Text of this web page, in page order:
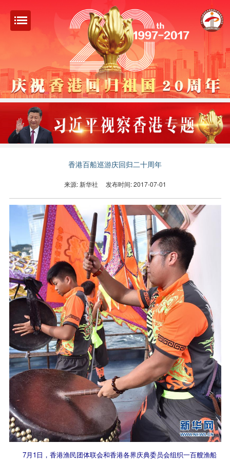
香港百船巡游庆回归二十周年
来源: 新华社 发布时间: 2017-07-01
7月1日，香港渔民团体联会和香港各界庆典委员会组织一百艘渔船